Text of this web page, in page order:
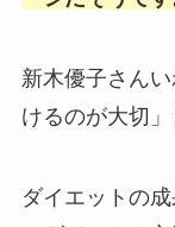
新木優子さん
けるのが大切」
ダイエットの